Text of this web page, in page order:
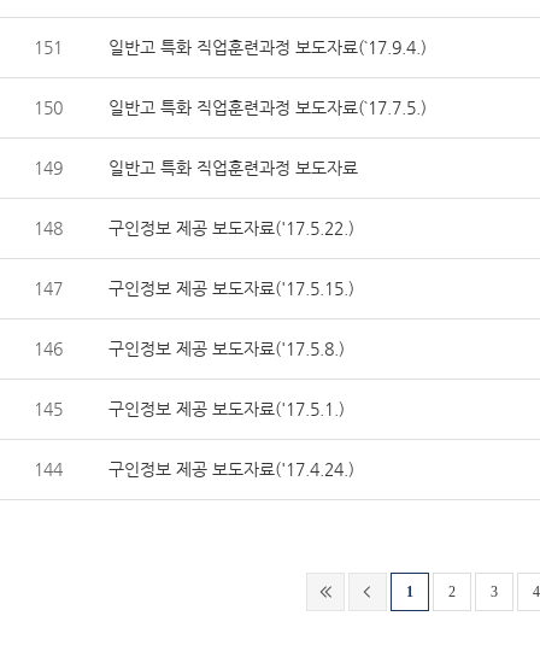
151 일반고 특화 직업훈련과정 보도자료(`17.9.4.)
150 일반고 특화 직업훈련과정 보도자료(`17.7.5.)
149 일반고 특화 직업훈련과정 보도자료
148 구인정보 제공 보도자료('17.5.22.)
147 구인정보 제공 보도자료('17.5.15.)
146 구인정보 제공 보도자료('17.5.8.)
145 구인정보 제공 보도자료('17.5.1.)
144 구인정보 제공 보도자료('17.4.24.)
1 2 3 4